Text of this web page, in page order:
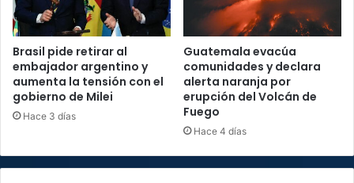
Brasil pide retirar al
embajador argentino y
aumenta la tensión con el
gobierno de Milei
Hace 3 días
Guatemala evacúa
comunidades y declara
alerta naranja por
erupción del Volcán de
Fuego
Hace 4 días